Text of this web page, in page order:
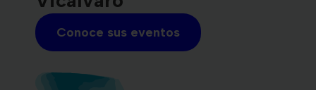
Conoce sus eventos